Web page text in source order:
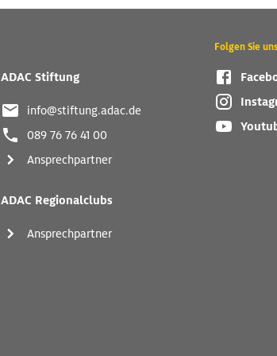
ADAC Stiftung
info@stiftung.adac.de
089 76 76 41 00
Ansprechpartner
ADAC Regionalclubs
Ansprechpartner
Folgen Sie uns